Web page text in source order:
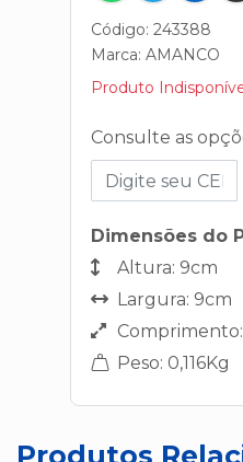
Código: 243388
Marca: AMANCO
Produto
Consulte as
Dimensões do
Altura: 9cm
Largura: 9cm
Peso: 0,116Kg
Produtos